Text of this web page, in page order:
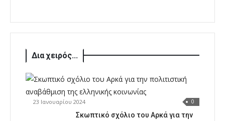
Δια χειρός...
23 Ιανουαρίου 2024 0
Σκωπτικό σχόλιο του Αρκά για την